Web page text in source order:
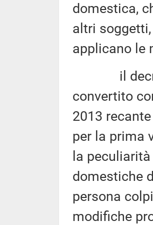
domestica,
altri
applicano le
il
convertito
2013
per la prima
la
domestiche
persona
modifiche